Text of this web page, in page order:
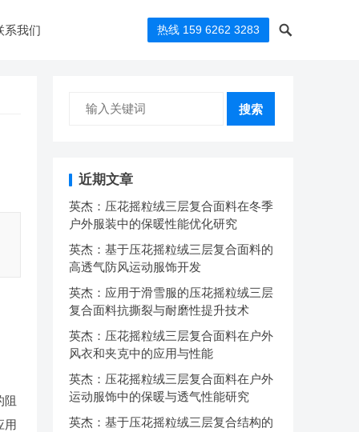
系我们 热线 159 6262 3283
阻
用
搜索
近期文章
英杰：压花摇粒绒三层复合面料在冬季
户外服装中的保暖性能优化研究
英杰：基于压花摇粒绒三层复合面料的
高透气防风运动服饰开发
英杰：应用于滑雪服的压花摇粒绒三层
复合面料抗撕裂与耐磨性提升技术
英杰：压花摇粒绒三层复合面料在户外
风衣和夹克中的应用与性能
英杰：压花摇粒绒三层复合面料在户外
运动服饰中的保暖与透气性能研究
英杰：基于压花摇粒绒三层复合结构的